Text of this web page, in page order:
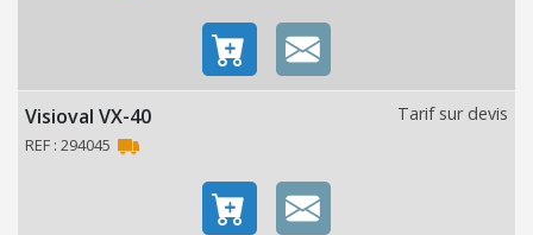
O
N
Visioval VX-40
REF : 294045
Tarif sur devis